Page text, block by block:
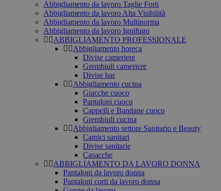
Abbigliamento da lavoro Taglie Forti
Abbigliamento da lavoro Alta Visibilità
Abbigliamento da lavoro Multinorma
Abbigliamento da lavoro Ignifugo
ABBIGLIAMENTO PROFESSIONALE
Abbigliamento horeca
Divise cameriere
Grembiuli cameriere
Divise bar
Abbigliamento cucina
Giacche cuoco
Pantaloni cuoco
Cappelli e Bandane cuoco
Grembiuli cucina
Abbigliamento settore Sanitario e Beauty
Camici sanitari
Divise sanitarie
Casacche
ABBIGLIAMENTO DA LAVORO DONNA
Pantaloni da lavoro donna
Pantaloni corti da lavoro donna